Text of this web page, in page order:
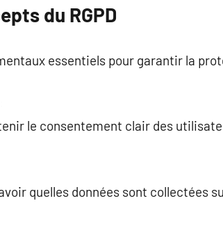
du RGPD
essentiels pour garantir la
le consentement clair des
quelles données sont collectées